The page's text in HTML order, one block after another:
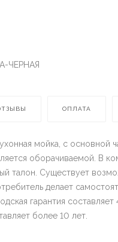
ЧЕРНАЯ
ОПЛАТА
мойка, с основной
оборачиваемой. В
талон. Существует
делает
гарантия
более 10 лет.